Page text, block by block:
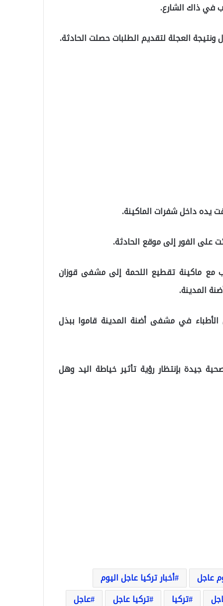
العجلة لتقديم الطلبات حصلت الحادثة.
يده داخل شفرات الماكينة.
على الفور إلى موقع الحادثة.
مع ماكينة تقطيع اللحمة إلى مشفى قوزان
المدينة.
في مشفى أضنة المدينة قاموا ببذل
جيدة بإنتظار رؤية تأثير خياطة اليد وهل
عاجل
أخبار تركيا عاجل اليوم
تركيا تركيا عاجل
عاجل